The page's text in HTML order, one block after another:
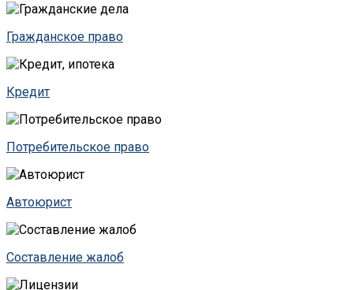
Гражданское право
Кредит
Потребительское право
Автоюрист
Составление жалоб